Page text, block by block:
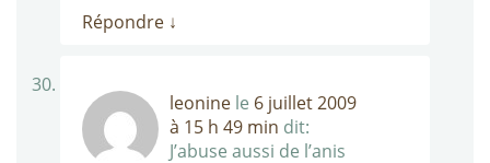
Répondre ↓
leonine le 6 juillet 2009
à 15 h 49 min dit:
J’abuse aussi de l’anis